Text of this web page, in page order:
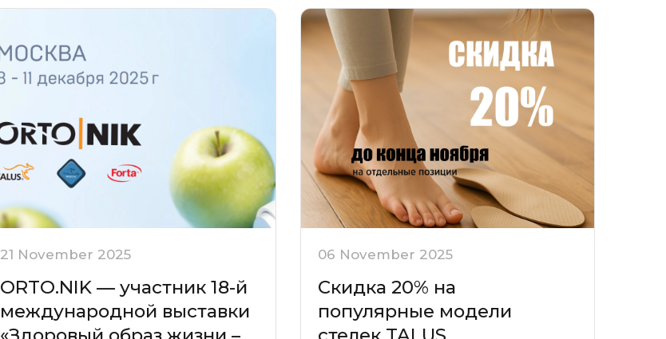
21 November 2025
ORTO.NIK — участник 18-й
международной выставки
06 November 2025
Скидка 20% на
популярные модели